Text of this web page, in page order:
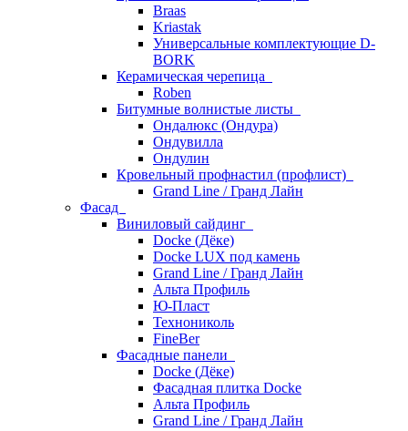
Braas
Kriastak
Универсальные комплектующие D-
BORK
Керамическая черепица
Roben
Битумные волнистые листы
Ондалюкс (Ондура)
Ондувилла
Ондулин
Кровельный профнастил (профлист)
Grand Line / Гранд Лайн
Фасад
Виниловый сайдинг
Docke (Дёке)
Docke LUX под камень
Grand Line / Гранд Лайн
Альта Профиль
Ю-Пласт
Технониколь
FineBer
Фасадные панели
Docke (Дёке)
Фасадная плитка Docke
Альта Профиль
Grand Line / Гранд Лайн